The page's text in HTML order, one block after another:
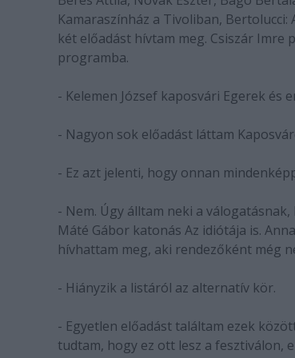
Kamaraszínház a Tivoliban,
két előadást hívtam meg. Csiszár
programba.
- Kelemen József kaposvári Egerek és
- Nagyon sok előadást láttam
- Ez azt jelenti, hogy onnan
- Nem. Úgy álltam neki a
Máté Gábor katonás Az idiótája is.
hívhattam meg, aki rendezőként még
- Hiányzik a listáról az alternatív kör.
- Egyetlen előadást találtam ezek
tudtam, hogy ez ott lesz a fesztiválon,